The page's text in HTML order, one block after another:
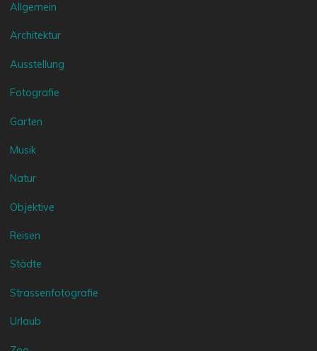
Allgemein
Architektur
Ausstellung
Fotografie
Garten
Musik
Natur
Objektive
Reisen
Städte
Strassenfotografie
Urlaub